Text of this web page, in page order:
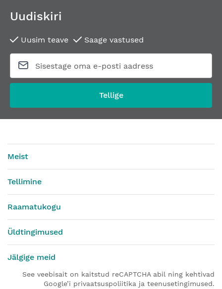
Uudiskiri
Uusim teave Saage vastused
Tellige
Meist
Tellimine
Raamatukogu
Üldtingimused
Jälgige meid
See veebisait on kaitstud reCAPTCHA abil ning kehtivad
Google’i privaatsuspoliitika ja teenusetingimused.